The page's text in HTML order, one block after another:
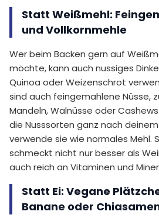
Statt Weißmehl:
und Vollkornmehle
Wer beim Backen gern auf
möchte, kann auch nussiges
Quinoa oder Weizenschrot
sind auch feingemahlene Nüsse,
Mandeln, Walnüsse oder
die Nusssorten ganz nach
verwende sie wie normales Mehl.
schmeckt nicht nur besser als
auch reich an Vitaminen und
Statt Ei: Vegane
Banane oder